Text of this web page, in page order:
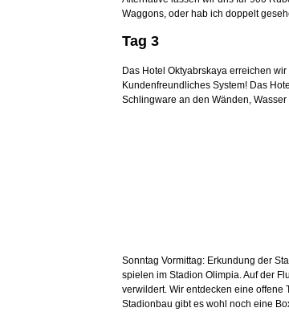
Waggons, oder hab ich doppelt
Tag 3
Das Hotel Oktyabrskaya erreichen
Kundenfreundliches System! Das
Schlingware an den Wänden,
Sonntag Vormittag: Erkundung der
spielen im Stadion Olimpia. Auf der
verwildert. Wir entdecken eine offene
Stadionbau gibt es wohl noch eine